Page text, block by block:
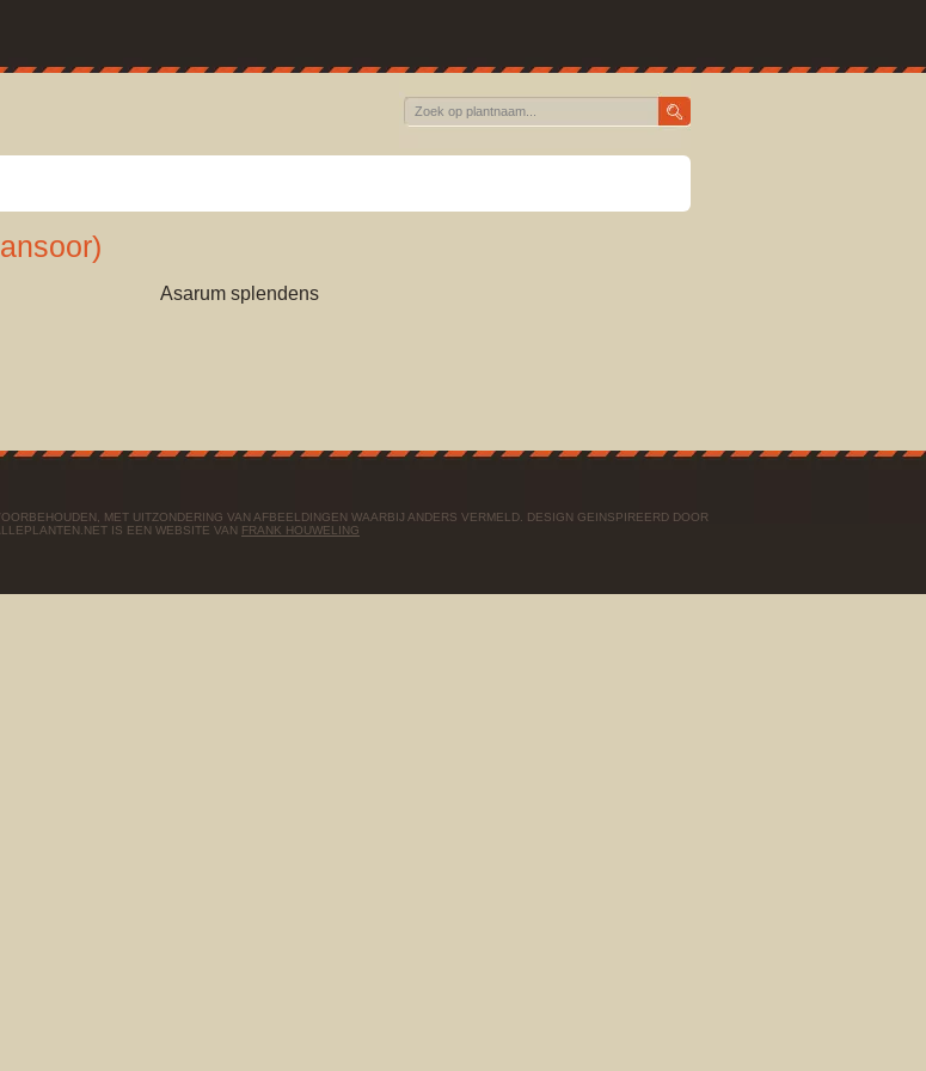
Asarum splendens
MET UITZONDERING VAN AFBEELDINGEN WAARBIJ ANDERS VERMELD. DESIGN GEINSPIREERD DOOR
IS EEN WEBSITE VAN FRANK HOUWELING